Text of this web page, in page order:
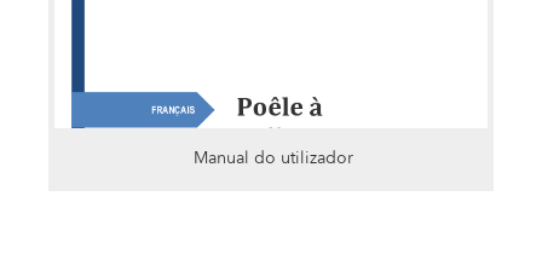
Manual do utilizador